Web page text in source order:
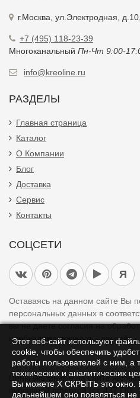
г.Москва, ул.Электродная,
+7 (495) 118-23-39
Многоканальный Пн-Чт 9:00-
info@kreoline.ru
РАЗДЕЛЫ
Главная страница
Каталог
О Компании
Блог
Доставка
Сервис
Контакты
СОЦСЕТИ
Я
Оставаясь на данном сайте Вы
персональных данных в
вы не даете согласия на
необходимо покинуть наш сайт.
Цены указанные на сайте
публичной офертой (ст. 437 ГК).
Этот веб-сайт используют
cookie, чтобы обеспечить
работы пользователей с ним, а
технических и аналитических
Вы можете Х СКРЫТЬ это окно.
дальнейшем оно появляться не